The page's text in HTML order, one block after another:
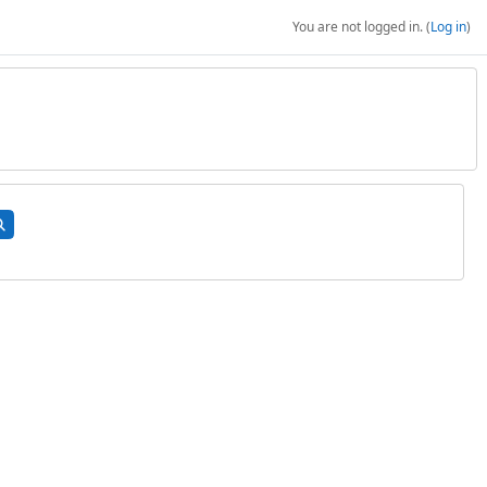
You are not logged in. (Log in)
courses
courses